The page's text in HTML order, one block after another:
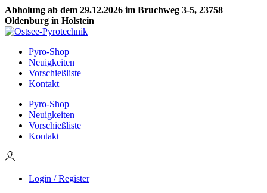
Abholung ab dem 29.12.2026 im Bruchweg 3-5, 23758
Oldenburg in Holstein
Skip
navigation
Skip
contentPyro-Shop
Neuigkeiten
Vorschießliste
Kontakt
Pyro-Shop
Neuigkeiten
Vorschießliste
Kontakt
Login / Register